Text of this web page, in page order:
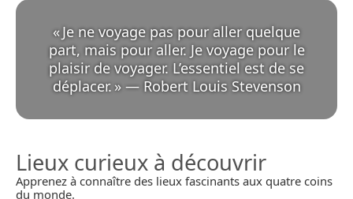
«Je ne voyage pas pour aller quelque
part, mais pour aller. Je voyage pour le
plaisir de voyager. L’essentiel est de se
déplacer. » — Robert Louis Stevenson
Lieux curieux à découvrir
Apprenez à connaître des lieux fascinants aux quatre coins
du monde.